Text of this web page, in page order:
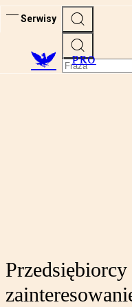
Serwisy
PRO
Przedsiębiorcy